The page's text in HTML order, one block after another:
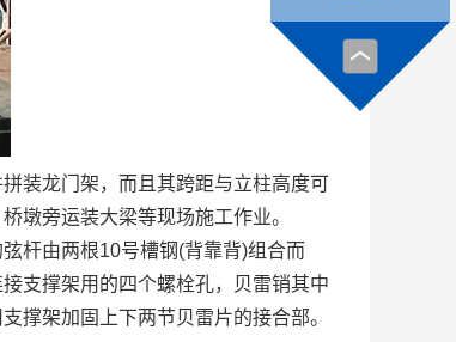
装龙门架，而且其跨距与立柱高度可
墩旁运装大梁等现场施工作业。
杆由两根10号槽钢(背靠背)组合而
支撑架用的四个螺栓孔，贝雷销其中
撑架加固上下两节贝雷片的接合部。